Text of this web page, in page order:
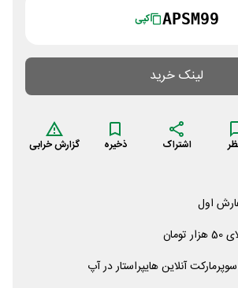
APSM99 کپی
لینک خرید
اشتراک ذخیره گزارش خرابی
اول
آنلاین هایپراستار در آپ